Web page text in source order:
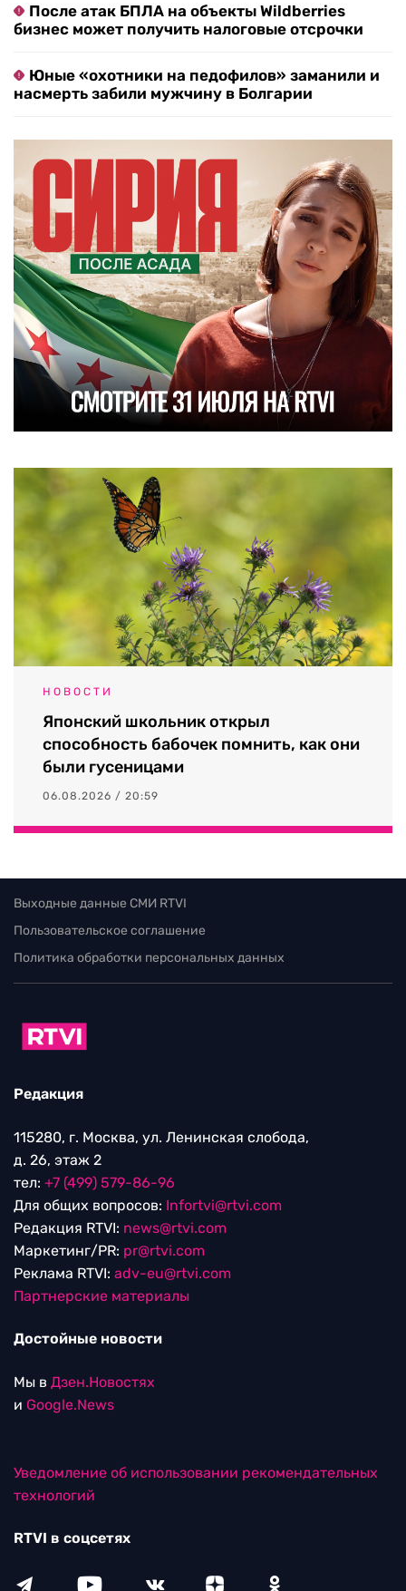
После атак БПЛА на объекты Wildberries
бизнес может получить налоговые отсрочки
Юные «охотники на педофилов» заманили и
насмерть забили мужчину в Болгарии
НОВОСТИ
Японский школьник открыл
способность бабочек помнить, как они
были гусеницами
06.08.2026 / 20:59
Выходные данные СМИ RTVI
Пользовательское соглашение
Политика обработки персональных данных
Редакция
115280, г. Москва, ул. Ленинская слобода,
д. 26, этаж 2
тел: +7 (499) 579-86-96
Для общих вопросов: Infortvi@rtvi.com
Редакция RTVI: news@rtvi.com
Маркетинг/PR: pr@rtvi.com
Реклама RTVI: adv-eu@rtvi.com
Партнерские материалы
Достойные новости
Мы в Дзен.Новостях
и Google.News
Уведомление об использовании рекомендательных
технологий
RTVI в соцсетях